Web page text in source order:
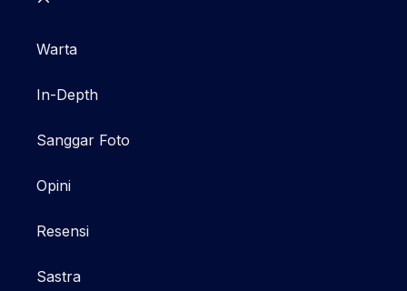
Warta
In-Depth
Sanggar Foto
Opini
Resensi
Sastra